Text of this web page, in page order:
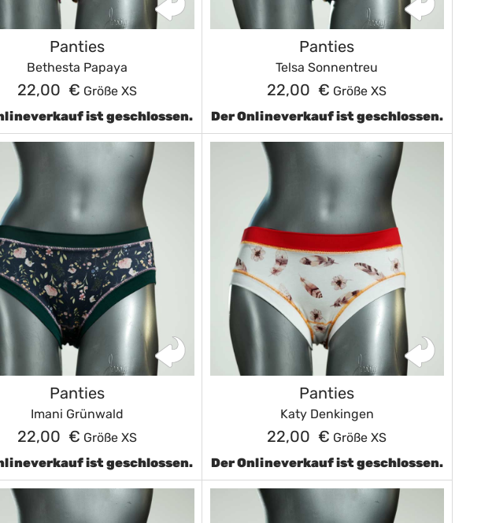
Panties
Bethesta Papaya
22,00 € Größe XS
ist geschlossen.
Panties
Telsa Sonnentreu
22,00 € Größe XS
Der Onlineverkauf ist geschlossen.
Panties
Imani Grünwald
22,00 € Größe XS
ist geschlossen.
Panties
Katy Denkingen
22,00 € Größe XS
Der Onlineverkauf ist geschlossen.